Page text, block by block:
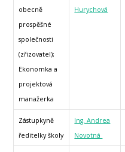
obecně
prospěšné
společnosti
(zřizovatel);
Ekonomka a
projektová
manažerka
Hurychová
Zástupkyně
ředitelky školy
Ing. Andrea
Novotná